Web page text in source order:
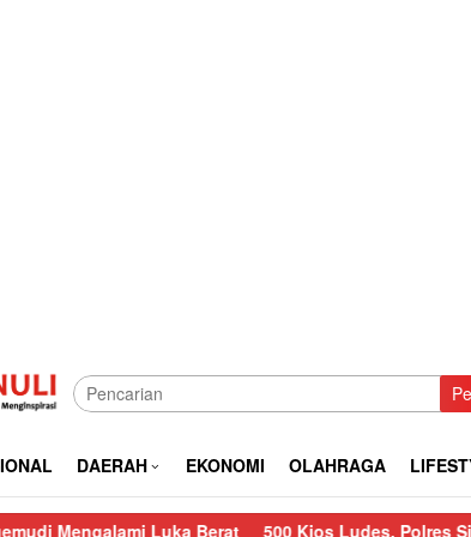
DAERAH EKONOMI OLAHRAGA
Luka Berat 500 Kios Ludes, Polres Sibolga